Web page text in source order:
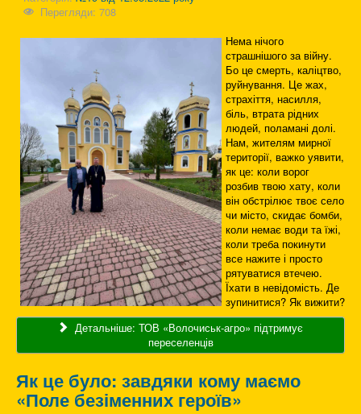
Перегляди: 708
Нема нічого
страшнішого за війну.
Бо це смерть, каліцтво,
руйнування. Це жах,
страхіття, насилля,
біль, втрата рідних
людей, поламані долі.
Нам, жителям мирної
території, важко уявити,
як це: коли ворог
розбив твою хату, коли
він обстрілює твоє село
чи місто, скидає бомби,
коли немає води та їжі,
коли треба покинути
все нажите і просто
рятуватися втечею.
Їхати в невідомість. Де
зупинитися? Як вижити?
Детальніше: ТОВ «Волочиськ-агро» підтримує
переселенців
Як це було: завдяки кому маємо
«Поле безіменних героїв»